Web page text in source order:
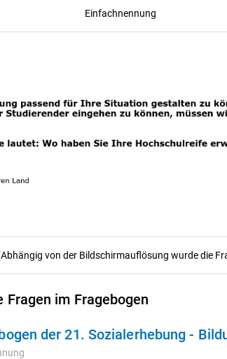
Einfachnennung
von der Bildschirmauflösung wurde die
Fragen im Fragebogen
der 21. Sozialerhebung -